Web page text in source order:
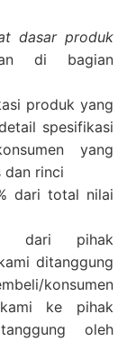
dasar produk
di bagian
produk yang
spesifikasi
yang
dan rinci
dari total nilai
dari pihak
ditanggung
konsumen
ke pihak
oleh